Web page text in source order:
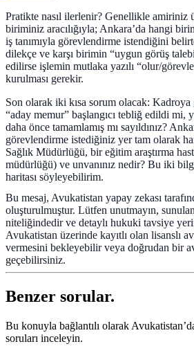
Pratikte nasıl ilerlenir? Genellikle amiriniz
biriminiz aracılığıyla; Ankara’da hangi
iş tanımıyla görevlendirme istendiğini
dilekçe ve karşı birimin “uygun görüş
edilirse işlemin mutlaka yazılı “olur/
kurulması gerekir.
Son olarak iki kısa sorum olacak: Kadroya
“aday memur” başlangıcı tebliğ edildi mi,
daha önce tamamlamış mı sayıldınız?
görevlendirme istediğiniz yer tam olarak
Sağlık Müdürlüğü, bir eğitim araştırma
müdürlüğü) ve unvanınız nedir? Bu iki
haritası söyleyebilirim.
Bu mesaj, Avukatistan yapay zekası
oluşturulmuştur. Lütfen unutmayın,
niteliğindedir ve detaylı hukuki tavsiye
Avukatistan üzerinde kayıtlı olan lisanslı
vermesini bekleyebilir veya doğrudan bir
geçebilirsiniz.
Benzer sorular.
Bu konuyla bağlantılı olarak
soruları inceleyin.